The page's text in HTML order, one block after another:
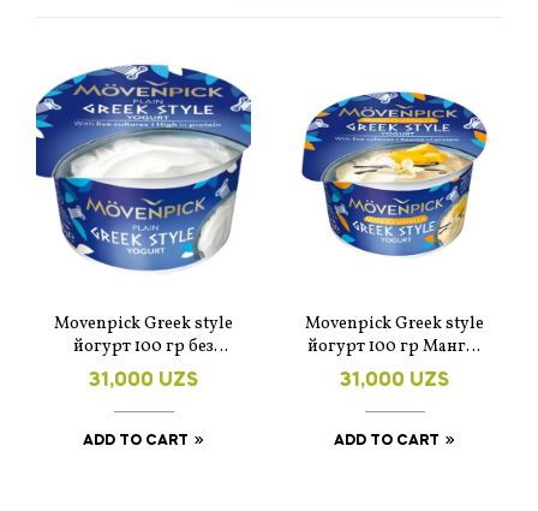
Movenpick Greek style
йогурт 100 гр без
добавок
31,000 UZS
ADD TO CART
Movenpick Greek style
йогурт 100 гр Манго-
ваниль
31,000 UZS
ADD TO CART